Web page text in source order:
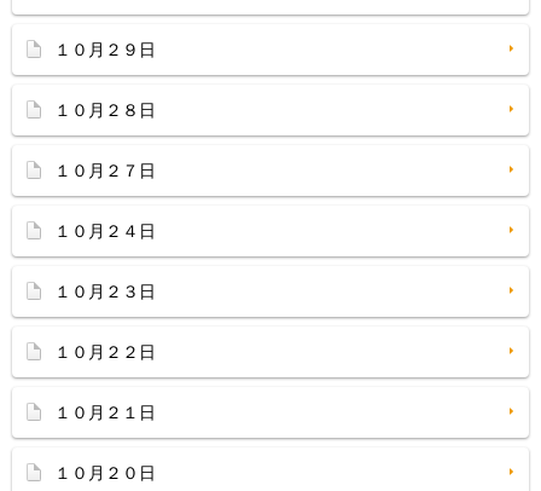
１０月２９日
１０月２８日
１０月２７日
１０月２４日
１０月２３日
１０月２２日
１０月２１日
１０月２０日